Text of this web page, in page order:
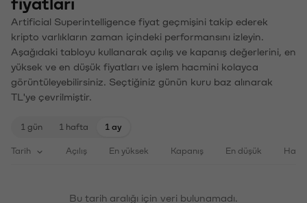
Artificial Superintelligence fiyat geçmişini takip ederek
kripto varlıkların zaman içindeki performansını izleyin.
Aşağıdaki tabloyu kullanarak açılış ve kapanış değerlerini, en
yüksek ve en düşük fiyatları ve işlem hacmini kolayca
görüntüleyebilirsiniz. Seçtiğiniz günün kuru baz alınarak
TL'ye çevrilmiştir.
1 gün 1 hafta 1 ay
Tarih Açılış En yüksek Kapanış En düşük
Bu tarih aralığı için veri bulunamadı.